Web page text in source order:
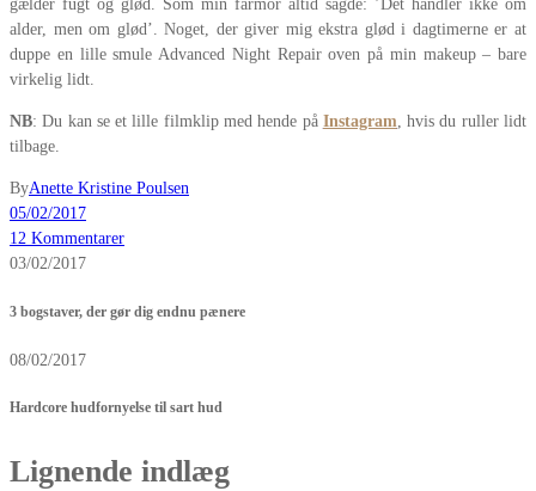
gælder fugt og glød. Som min farmor altid sagde: ’Det handler ikke om
alder, men om glød’. Noget, der giver mig ekstra glød i dagtimerne er at
duppe en lille smule Advanced Night Repair oven på min makeup – bare
virkelig lidt.
NB: Du kan se et lille filmklip med hende på Instagram, hvis du ruller lidt
tilbage.
ByAnette Kristine Poulsen
05/02/2017
12 Kommentarer
03/02/2017
3 bogstaver, der gør dig endnu pænere
08/02/2017
Hardcore hudfornyelse til sart hud
Lignende indlæg